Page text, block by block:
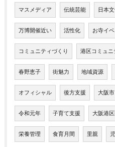
マスメディア 伝統芸能 日本
万博開催近い 活性化 お寺イベ
コミュニティづくり 港区コミュニ
春野恵子 街魅力 地域資源
オフィシャル 後方支援 大阪市
令和元年 子育て支援 大阪港
栄養管理 食育月間 里親